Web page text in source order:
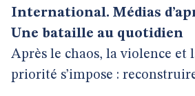
International. Médias
Une bataille au quotidien
Après le chaos, la violence et
priorité s’impose :